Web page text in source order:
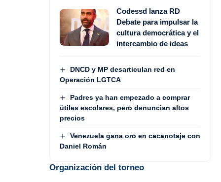
Codessd lanza RD
Debate para impulsar la
cultura democrática y el
intercambio de ideas
DNCD y MP desarticulan red en
Operación LGTCA
Padres ya han empezado a comprar
útiles escolares, pero denuncian altos
precios
Venezuela gana oro en cacanotaje con
Daniel Román
Organización del torneo